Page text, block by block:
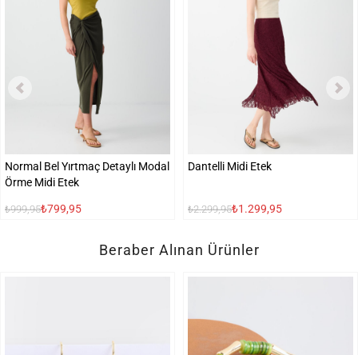
Normal Bel Yırtmaç Detaylı Modal
Örme Midi Etek
₺999,95₺799,95
Dantelli Midi Etek
₺2.299,95₺1.299,95
Beraber Alınan Ürünler